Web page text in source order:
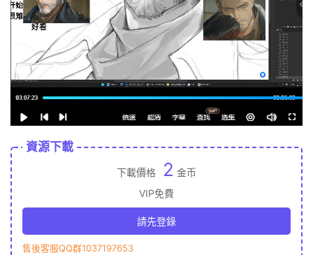
資源下載
下載價格 2 金币
VIP免費
請先登錄
售後客服QQ群1037197653